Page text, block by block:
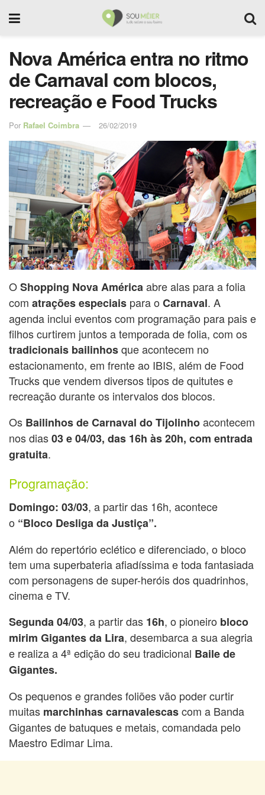
Nova América entra no ritmo
de Carnaval com blocos,
recreação e Food Trucks
Por Rafael Coimbra 26/02/2019
OShopping Nova Américaabre alas para a folia
com atrações especiais para o Carnaval. A
agenda inclui eventos com programação para pais e
filhos curtirem juntos a temporada de folia, com os
tradicionais bailinhosque acontecem no
estacionamento, em frente ao IBIS, além de Food
Trucks que vendem diversos tipos de quitutes e
recreação durante os intervalos dos blocos.
Os Bailinhos de Carnaval do Tijolinhoacontecem
nos dias03 e 04/03, das 16h às 20h, com entrada
gratuita.
Programação:
Domingo: 03/03, a partir das 16h, acontece
o “Bloco Desliga da Justiça”.
Além do repertório eclético e diferenciado, o bloco
tem uma superbateria afiadíssima e toda fantasiada
com personagens de super-heróis dos quadrinhos,
cinema e TV.
Segunda 04/03, a partir das 16h, o pioneiro bloco
mirim Gigantes da Lira, desembarca a sua alegria
e realiza a 4ª edição do seu tradicional Baile de
Gigantes.
Os pequenos e grandes foliões vão poder curtir
muitas marchinhas carnavalescascom a Banda
Gigantes de batuques e metais, comandada pelo
Maestro Edimar Lima.